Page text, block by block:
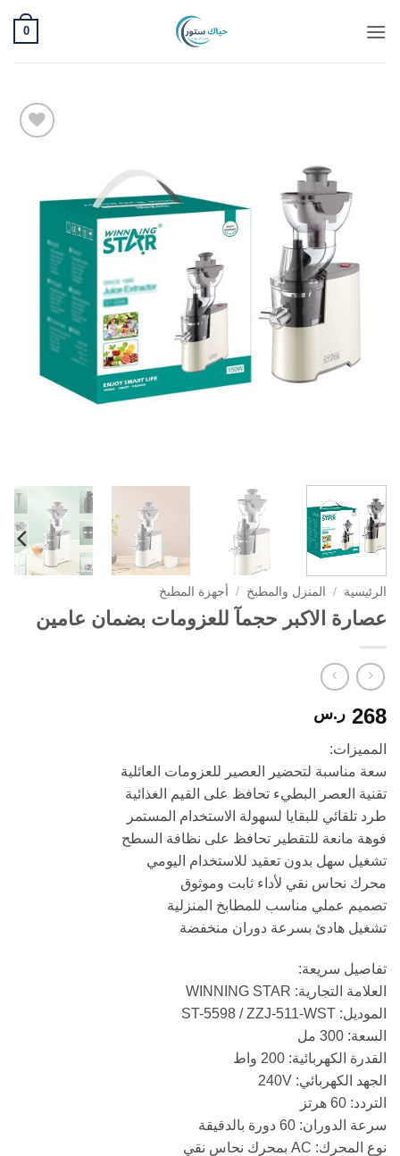
للمحتوى
0
الرئيسية / المنزل والمطبخ / أجهزة المطبخ
عصارة الاكبر حجمآ للعزومات بضمان عامين
268 ر.س
المميزات:
سعة مناسبة لتحضير العصير للعزومات العائلية
تقنية العصر البطيء تحافظ على القيم الغذائية
طرد تلقائي للبقايا لسهولة الاستخدام المستمر
فوهة مانعة للتقطير تحافظ على نظافة السطح
تشغيل سهل بدون تعقيد للاستخدام اليومي
محرك نحاس نقي لأداء ثابت وموثوق
تصميم عملي مناسب للمطابخ المنزلية
تشغيل هادئ بسرعة دوران منخفضة
تفاصيل سريعة:
العلامة التجارية: WINNING STAR
الموديل: ST-5598 / ZZJ-511-WST
السعة: 300 مل
القدرة الكهربائية: 200 واط
الجهد الكهربائي: 240V
التردد: 60 هرتز
سرعة الدوران: 60 دورة بالدقيقة
نوع المحرك: AC بمحرك نحاس نقي